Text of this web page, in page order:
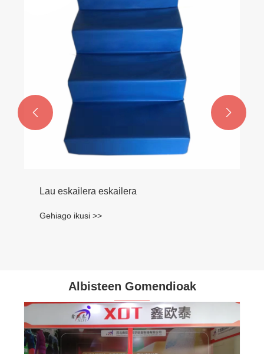
Gehiago ikusi >>
 
Albisteen Gomendioak
Haurrentzako gimnasia ekipamendua
hautatzea